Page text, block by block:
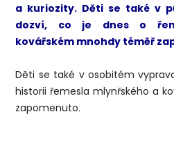
a kuriozity. Děti se také v
dozví, co je dnes o
kovářském mnohdy téměř
Děti se také v osobitém
historii řemesla mlynřského a
zapomenuto.